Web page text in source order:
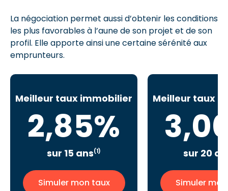
La négociation permet aussi d’obtenir les conditions
les plus favorables à l’aune de son projet et de son
profil. Elle apporte ainsi une certaine sérénité aux
emprunteurs.
Meilleur taux immobilier
2,85%
sur 15 ans(1)
Simuler mon taux
Meilleur taux
sur 20
Simuler